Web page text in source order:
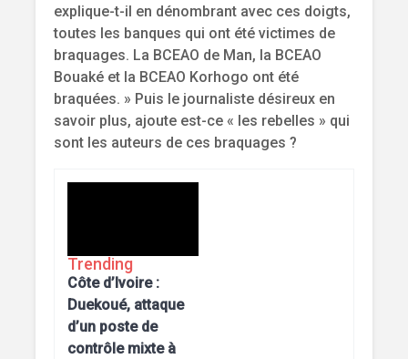
explique-t-il en dénombrant avec ces doigts,
toutes les banques qui ont été victimes de
braquages. La BCEAO de Man, la BCEAO
Bouaké et la BCEAO Korhogo ont été
braquées. » Puis le journaliste désireux en
savoir plus, ajoute est-ce « les rebelles » qui
sont les auteurs de ces braquages ?
Trending
Côte d’Ivoire :
Duekoué, attaque
d’un poste de
contrôle mixte à